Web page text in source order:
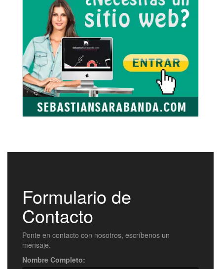
Formulario de
Contacto
Ponte en contacto con nosotros, escríbenos un
mensaje.
Nombre Completo: